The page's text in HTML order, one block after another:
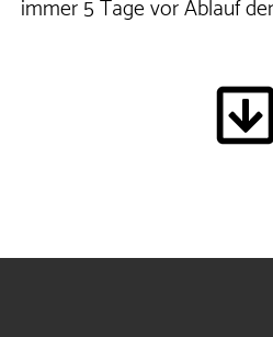
immer 5 Tage vor Ablauf